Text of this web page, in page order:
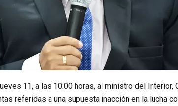
11, a las 10:00 horas, al ministro del
referidas a una supuesta inacción en la lucha